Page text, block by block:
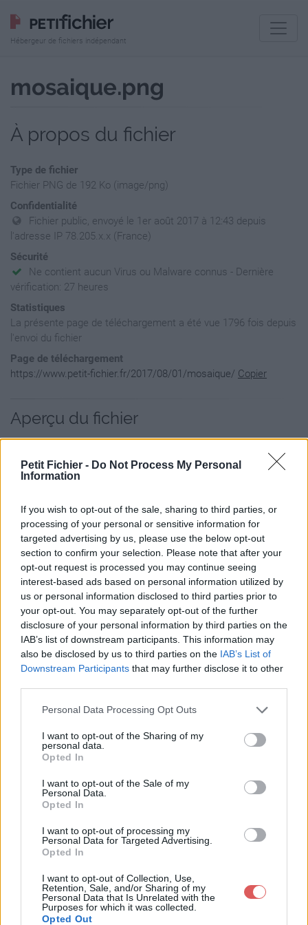
Petit Fichier - Do Not Process My Personal
Information
If you wish to opt-out of the sale, sharing to third parties, or
processing of your personal or sensitive information for
targeted advertising by us, please use the below opt-out
section to confirm your selection. Please note that after your
opt-out request is processed you may continue seeing
interest-based ads based on personal information utilized by
us or personal information disclosed to third parties prior to
your opt-out. You may separately opt-out of the further
disclosure of your personal information by third parties on the
IAB’s list of downstream participants. This information may
also be disclosed by us to third parties on the IAB’s List of
Downstream Participants that may further disclose it to other
Personal Data Processing Opt Outs
I want to opt-out of the Sharing of my
personal data.
Opted In
I want to opt-out of the Sale of my
Personal Data.
Opted In
I want to opt-out of processing my
Personal Data for Targeted Advertising.
Opted In
I want to opt-out of Collection, Use,
Retention, Sale, and/or Sharing of my
Personal Data that Is Unrelated with the
Purposes for which it was collected.
Opted Out
Hébergeur de fichiers indépendant
mosaique.png
À propos du fichier
Type de fichier
Fichier PNG de 192 Ko (image/png)
Confidentialité
Fichier public, envoyé le 1er août 2017 à 12:43 depuis
l'adresse IP 78.205.x.x (France)
Sécurité
Ne contient aucun Virus ou Malware connus - Dernière
vérification: 27 heures
Statistiques
La présente page de téléchargement a été vue 1796 fois depuis
l'envoi du fichier
Page de téléchargement
https://www.petit-fichier.fr/2017/08/01/mosaique/ Copier
Aperçu du fichier
Partager le fichier mosaique.png
sur le Web et les réseaux
sociaux: